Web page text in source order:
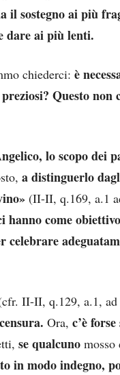
il sostegno ai più
dare ai più lenti.
chiederci: è
Questo
lo scopo dei
a distinguerlo
(II-II, q.169, a.1
come
celebrare
II-II, q.129, a.1, ad
Ora, c’è
se qualcuno
in modo indegno,